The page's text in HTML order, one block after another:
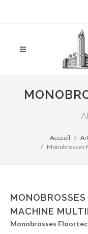
Accueil
Monobrosses
MACHINE
Monobrosses